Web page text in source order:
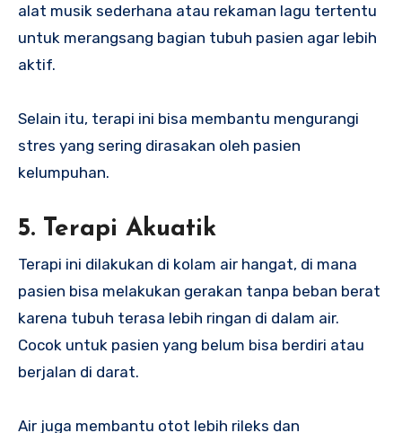
alat musik sederhana atau rekaman lagu tertentu
untuk merangsang bagian tubuh pasien agar lebih
aktif.
Selain itu, terapi ini bisa membantu mengurangi
stres yang sering dirasakan oleh pasien
kelumpuhan.
5. Terapi Akuatik
Terapi ini dilakukan di kolam air hangat, di mana
pasien bisa melakukan gerakan tanpa beban berat
karena tubuh terasa lebih ringan di dalam air.
Cocok untuk pasien yang belum bisa berdiri atau
berjalan di darat.
Air juga membantu otot lebih rileks dan